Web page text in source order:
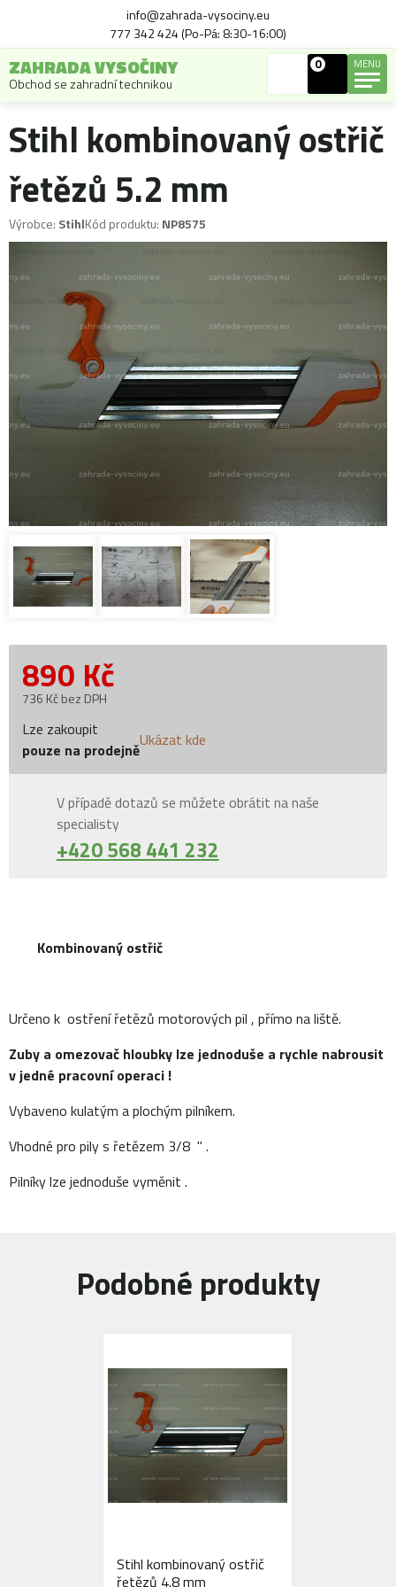
info@zahrada-vysociny.eu
777 342 424 (Po-Pá: 8:30-16:00)
ZAHRADA VYSOČINY
Obchod se zahradní technikou
0 MENU
Stihl kombinovaný ostřič
řetězů 5.2 mm
Výrobce: StihlKód produktu: NP8575
890 Kč
736 Kč bez DPH
Lze zakoupit
pouze na prodejněUkázat kde
V případě dotazů se můžete obrátit na naše
specialisty
+420 568 441 232
Kombinovaný ostřič
Určeno k ostření řetězů motorových pil , přímo na liště.
Zuby a omezovač hloubky lze jednoduše a rychle nabrousit
v jedné pracovní operaci !
Vybaveno kulatým a plochým pilníkem.
Vhodné pro pily s řetězem 3/8 " .
Pilníky lze jednoduše vyměnit .
Podobné produkty
Stihl kombinovaný ostřič
řetězů 4.8 mm